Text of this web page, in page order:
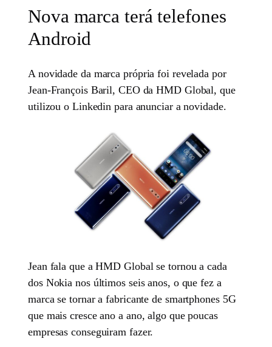
Nova marca terá telefones
Android
A novidade da marca própria foi revelada por
Jean-François Baril, CEO da HMD Global, que
utilizou o Linkedin para anunciar a novidade.
Jean fala que a HMD Global se tornou a cada
dos Nokia nos últimos seis anos, o que fez a
marca se tornar a fabricante de smartphones 5G
que mais cresce ano a ano, algo que poucas
empresas conseguiram fazer.